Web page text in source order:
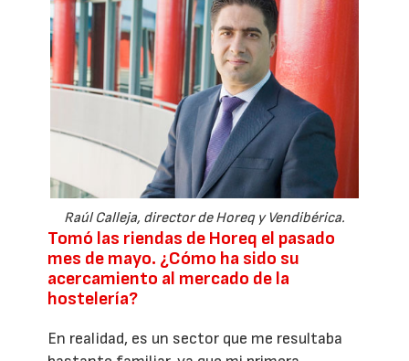
Raúl Calleja, director de Horeq y Vendibérica.
Tomó las riendas de Horeq el pasado
mes de mayo. ¿Cómo ha sido su
acercamiento al mercado de la
hostelería?
En realidad, es un sector que me resultaba